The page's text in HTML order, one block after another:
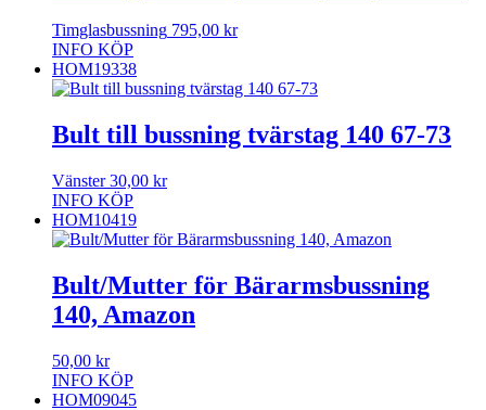
Timglasbussning 795,00 kr
INFO KÖP
HOM19338
Bult till bussning tvärstag 140 67-73
Vänster 30,00 kr
INFO KÖP
HOM10419
Bult/Mutter för Bärarmsbussning
140, Amazon
50,00 kr
INFO KÖP
HOM09045